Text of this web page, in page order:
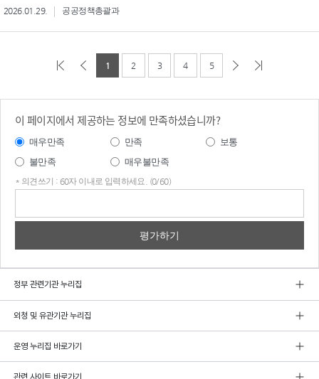
2026.01.29. 공공정책총괄과
1 2 3 4 5
이 페이지에서 제공하는 정보에 만족하셨습니까?
매우만족 만족
보통
불만족
매우불만족
* 의견쓰기 : 60자 이내로 입력하세요. (0/60)
정부 관련기관 누리집
외청 및 유관기관 누리집
운영 누리집 바로가기
관련 사이트 바로가기